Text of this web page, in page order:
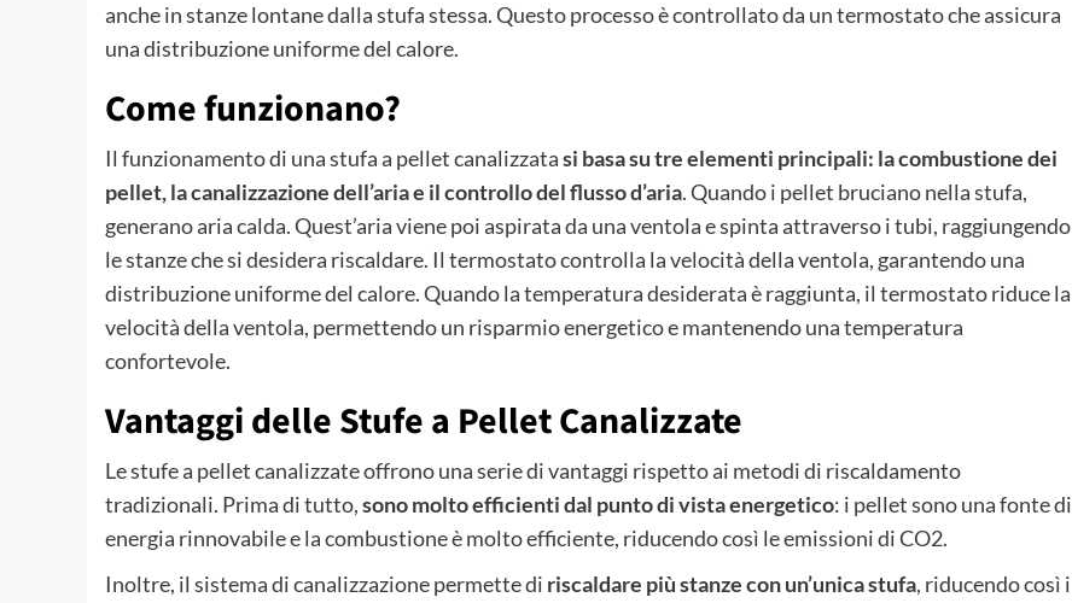
anche in stanze lontane dalla stufa stessa. Questo processo è controllato da un termostato che assicura
una distribuzione uniforme del calore.
Come funzionano?
Il funzionamento di una stufa a pellet canalizzatasi basa su tre elementi principali: la combustione dei
pellet, la canalizzazione dell’aria e il controllo del flusso d’aria. Quando i pellet bruciano nella stufa,
generano aria calda. Quest’aria viene poi aspirata da una ventola e spinta attraverso i tubi, raggiungendo
le stanze che si desidera riscaldare. Il termostato controlla la velocità della ventola, garantendo una
distribuzione uniforme del calore. Quando la temperatura desiderata è raggiunta, il termostato riduce la
velocità della ventola, permettendo un risparmio energetico e mantenendo una temperatura
confortevole.
Vantaggi delle Stufe a Pellet Canalizzate
Le stufe a pellet canalizzate offrono una serie di vantaggi rispetto ai metodi di riscaldamento
tradizionali. Prima di tutto,sono molto efficienti dal punto di vista energetico: i pellet sono una fonte di
energia rinnovabile e la combustione è molto efficiente, riducendo così le emissioni di CO2.
Inoltre, il sistema di canalizzazione permette di riscaldare più stanze con un’unica stufa, riducendo così i